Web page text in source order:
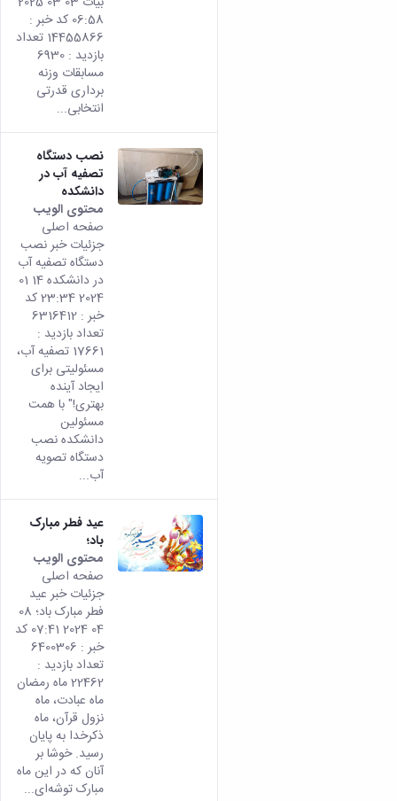
06:58 کد خبر :
14455866 تعداد
بازدید : 6930
مسابقات وزنه
برداری قدرتی
انتخابی...
نصب دستگاه
تصفیه آب در
دانشکده
محتوى الويب
هذه
من
صفحه اصلی
جزئیات خبر نصب
دستگاه تصفیه آب
در دانشکده 14 01
2024 23:34 کد
خبر : 6316412
تعداد بازدید :
17661 تصفیه آب،
مسئولیتی برای
ایجاد آینده
بهتری!" با همت
مسئولین
دانشکده نصب
دستگاه تصویه
آب...
عید فطر مبارک
باد؛
محتوى الويب
من
من
صفحه اصلی
جزئیات خبر عید
فطر مبارک باد؛ 08
04 2024 07:41 کد
خبر : 6400306
تعداد بازدید :
22462 ماه رمضان
ماه عبادت، ماه
نزول قرآن، ماه
ذکرخدا به پایان
رسید. خوشا بر
آنان که در این ماه
مبارک توشه‌ای...